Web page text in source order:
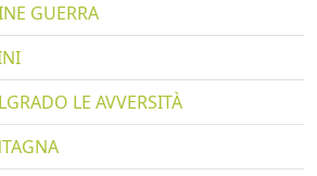
GUERRA
LE AVVERSITÀ